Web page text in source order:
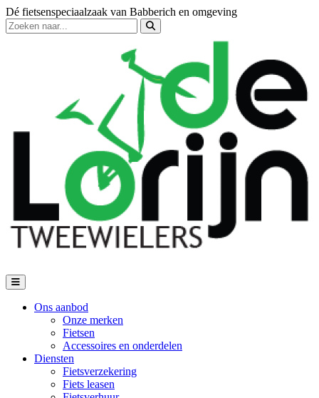
Dé fietsenspeciaalzaak van Babberich en omgeving
Ons aanbod
Onze merken
Fietsen
Accessoires en onderdelen
Diensten
Fietsverzekering
Fiets leasen